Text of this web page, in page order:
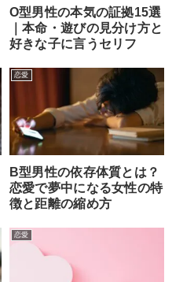
O型男性の本気の証拠15選
｜本命・遊びの見分け方と
好きな子に言うセリフ
恋愛
B型男性の依存体質とは？
恋愛で夢中になる女性の特
徴と距離の縮め方
恋愛